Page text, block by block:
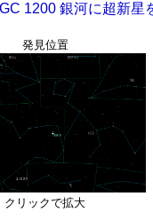
1200 銀河に超新星
発見位置
クリックで拡大